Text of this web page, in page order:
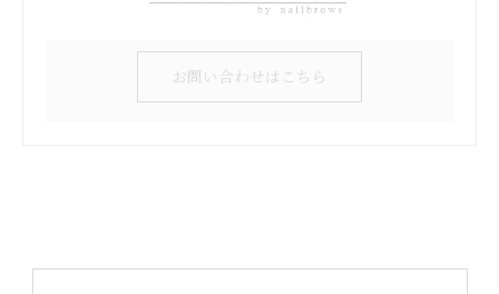
お問い合わせはこちら